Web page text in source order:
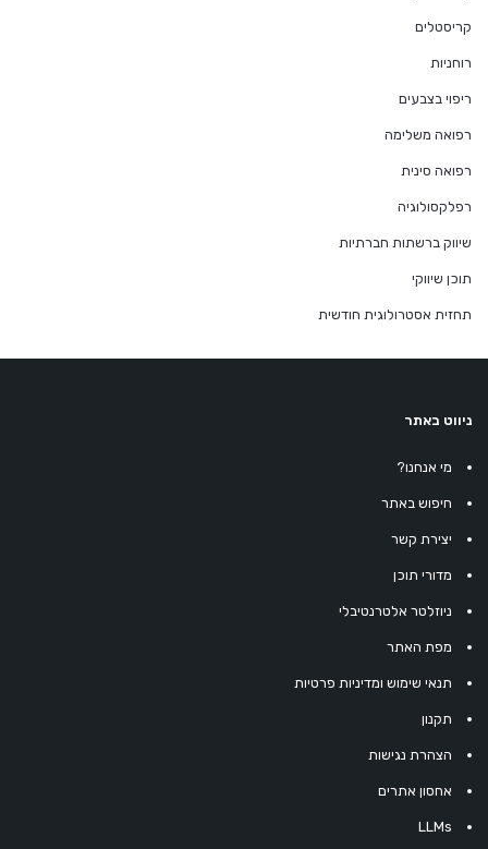
קריסטלים
רוחניות
ריפוי בצבעים
רפואה משלימה
רפואה סינית
רפלקסולוגיה
שיווק ברשתות חברתיות
תוכן שיווקי
תחזית אסטרולוגית חודשית
ניווט באתר
מי אנחנו?
חיפוש באתר
יצירת קשר
מדורי תוכן
ניוזלטר אלטרנטיבלי
מפת האתר
תנאי שימוש ומדיניות פרטיות
תקנון
הצהרת נגישות
אחסון אתרים
LLMs